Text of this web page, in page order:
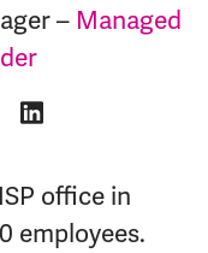
– Managed
office in
employees.